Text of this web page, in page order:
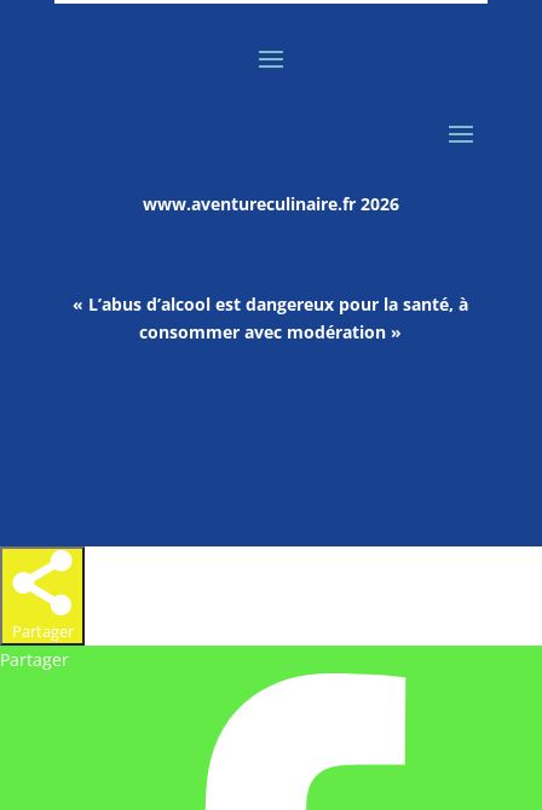
www.aventureculinaire.fr2026
« L’abus d’alcool est dangereux pour la santé, à
consommer avec modération »
Partager
Partager